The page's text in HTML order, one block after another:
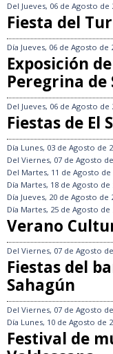
Del Jueves, 06 de Agosto de
Fiesta del
Día Jueves, 06 de Agosto de
Exposición
Peregrina de
Del Jueves, 06 de Agosto de
Fiestas de El
Día Lunes, 03 de Agosto de
Del Viernes, 07 de Agosto
Del Martes, 11 de Agosto de
Día Martes, 18 de Agosto de
Día Jueves, 20 de Agosto de
Día Martes, 25 de Agosto de
Verano
Del Viernes, 07 de Agosto
Fiestas del
Sahagún
Del Viernes, 07 de Agosto
Día Lunes, 10 de Agosto de
Festival de